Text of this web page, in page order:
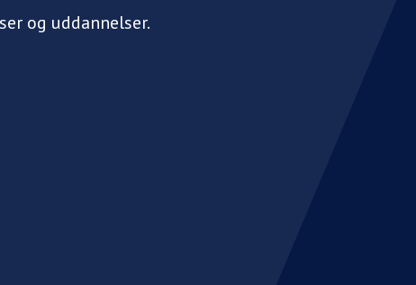
og uddannelser.